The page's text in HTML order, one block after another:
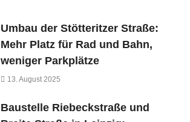
Umbau der Stötteritzer Straße:
Mehr Platz für Rad und Bahn,
weniger Parkplätze
13. August 2025
Baustelle Riebeckstraße und